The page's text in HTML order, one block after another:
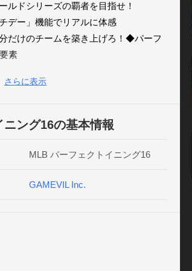
ルドシリーズの覇者を目指せ！
デー」機能でリアルに体感
だけのチームを築き上げろ！◆パーフ
素
、ナイターを含む新球場の追加
、プレイヤーのキャリアを築け！【公
and copyrights are used with
PRODUCT OF MAJOR LEAGUE
さらに表示
ング16の基本情報
MLB パーフェクトイニング16
GAMEVIL Inc.